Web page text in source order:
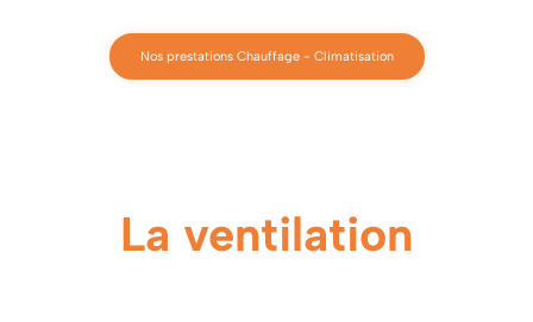
Nos prestations Chauffage - Climatisation
La ventilation